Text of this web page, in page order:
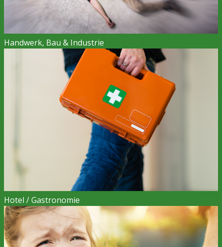
Handwerk, Bau & Industrie
Hotel / Gastronomie